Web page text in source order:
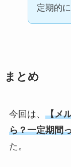
定期的
まとめ
今回は、 【メ
ら？一定期間
た。